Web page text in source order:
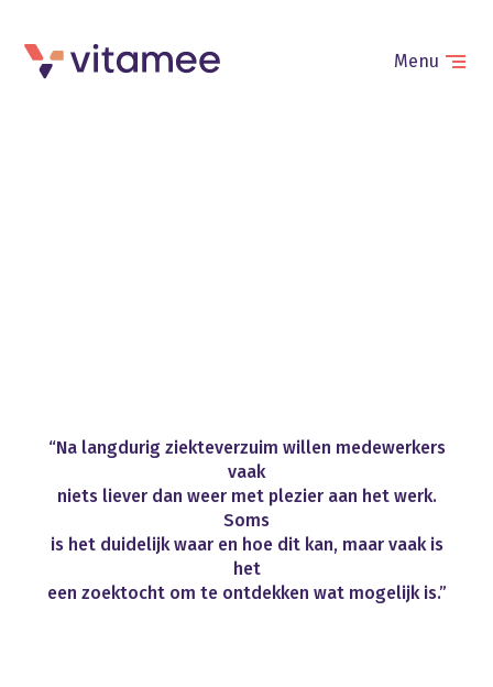
Menu
“Na langdurig ziekteverzuim willen medewerkers
vaak
niets liever dan weer met plezier aan het werk.
Soms
is het duidelijk waar en hoe dit kan, maar vaak is
het
een zoektocht om te ontdekken wat mogelijk is.”